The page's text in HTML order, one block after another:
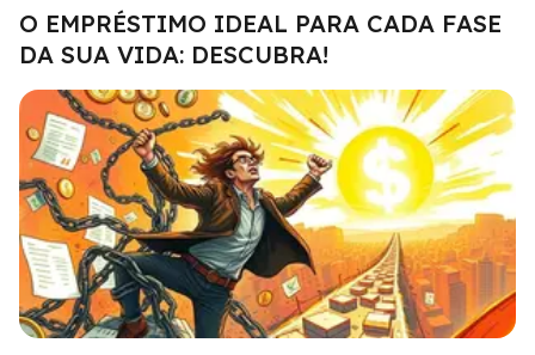
O EMPRÉSTIMO IDEAL PARA CADA FASE
DA SUA VIDA: DESCUBRA!